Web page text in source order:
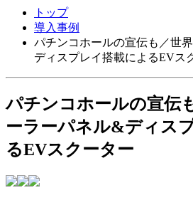
トップ
導入事例
パチンコホールの宣伝も／世
ディスプレイ搭載によるEVス
パチンコホールの宣伝
ーラーパネル&ディス
るEVスクーター